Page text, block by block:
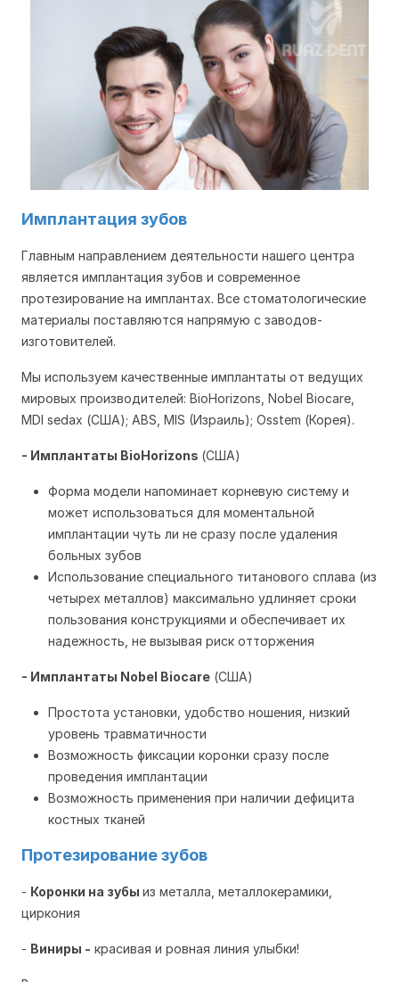
Имплантация зубов
Главным направлением деятельности нашего центра
является имплантация зубов и современное
протезирование на имплантах. Все стоматологические
материалы поставляются напрямую с заводов-
изготовителей.
Мы используем качественные имплантаты от ведущих
мировых производителей: BioHorizons, Nobel Biocare,
MDI sedax (США); ABS, MIS (Израиль); Osstem (Корея).
- Имплантаты BioHorizons (США)
Форма модели напоминает корневую систему и
может использоваться для моментальной
имплантации чуть ли не сразу после удаления
больных зубов
Использование специального титанового сплава (из
четырех металлов) максимально удлиняет сроки
пользования конструкциями и обеспечивает их
надежность, не вызывая риск отторжения
- Имплантаты Nobel Biocare (США)
Простота установки, удобство ношения, низкий
уровень травматичности
Возможность фиксации коронки сразу после
проведения имплантации
Возможность применения при наличии дефицита
костных тканей
Протезирование зубов
- Коронки на зубы из металла, металлокерамики,
циркония
- Виниры - красивая и ровная линия улыбки!